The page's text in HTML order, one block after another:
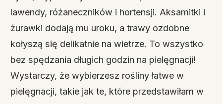
lawendy, różaneczników i hortensji. Aksamitki i
żurawki dodają mu uroku, a trawy ozdobne
kołyszą się delikatnie na wietrze. To wszystko
bez spędzania długich godzin na pielęgnacji!
Wystarczy, że wybierzesz rośliny łatwe w
pielęgnacji, takie jak te, które przedstawiłam w